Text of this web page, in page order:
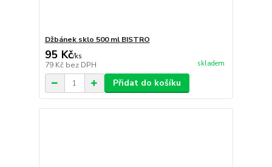
Džbánek sklo 500 ml BISTRO
95 Kč/ks
79 Kč bez DPH skladem
Přidat do košíku